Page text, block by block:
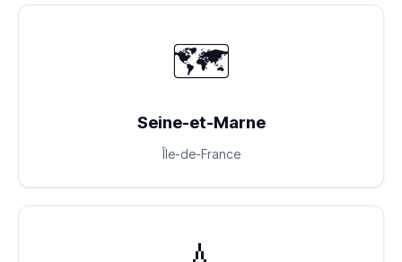
🗺️
Seine-et-Marne
Île-de-France